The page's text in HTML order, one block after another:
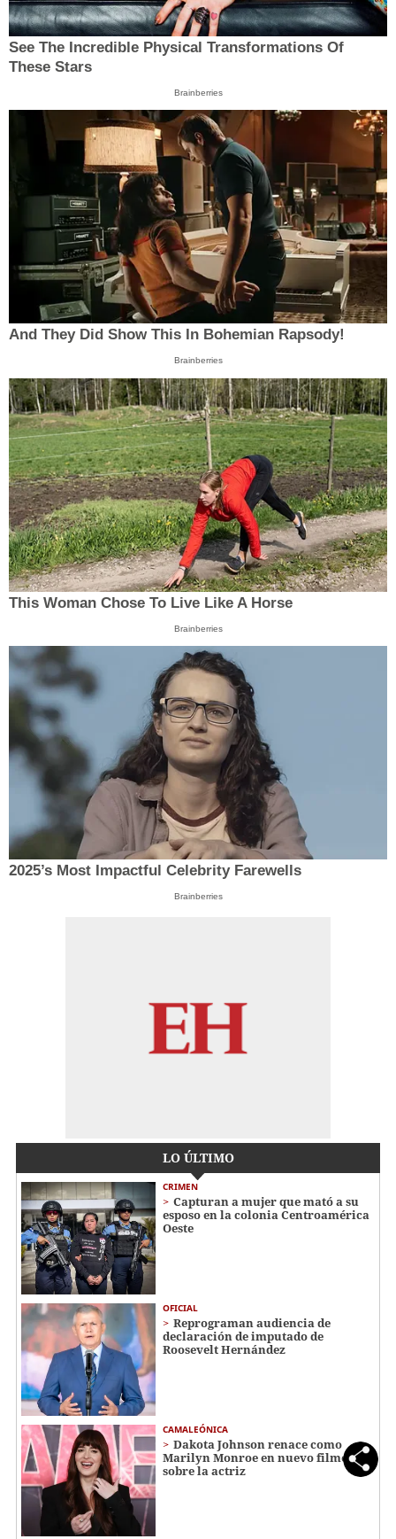
See The Incredible Physical Transformations Of
These Stars
Brainberries
And They Did Show This In Bohemian Rapsody!
Brainberries
This Woman Chose To Live Like A Horse
Brainberries
2025’s Most Impactful Celebrity Farewells
Brainberries
LO ÚLTIMO
CRIMEN
Capturan a mujer que mató a su
esposo en la colonia Centroamérica
Oeste
OFICIAL
Reprograman audiencia de
declaración de imputado de
Roosevelt Hernández
CAMALEÓNICA
Dakota Johnson renace como
Marilyn Monroe en nuevo filme
sobre la actriz